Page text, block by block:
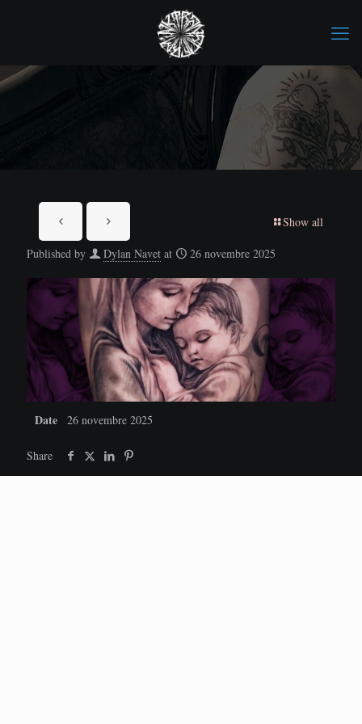
Show all
Published by Dylan Navet at 26 novembre 2025
Date 26 novembre 2025
Share